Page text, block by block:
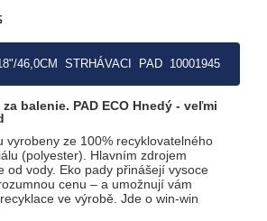
46,0CM STRHÁVACI PAD 10001945
balenie. PAD ECO Hnedý - veľmi
vyrobeny ze 100% recyklovatelného
(polyester). Hlavním zdrojem
od vody. Eko pady přinášejí vysoce
cenu – a umožnují vám
ve výrobě. Jde o win-win